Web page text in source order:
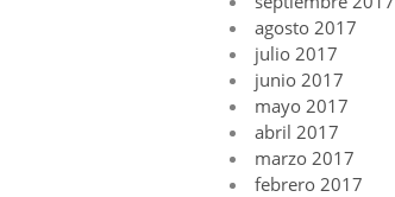
agosto 2017
julio 2017
junio 2017
mayo 2017
abril 2017
marzo 2017
febrero 2017